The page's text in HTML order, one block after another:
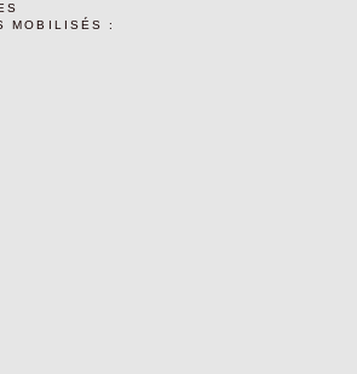
MOBILISÉS :